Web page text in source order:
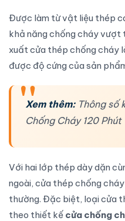
Được làm từ vật liệu thép
khả năng chống cháy vượt
xuất cửa thép chống cháy
được độ cứng của sản
Xem thêm: Thông số
Chống Cháy 120 Phút
Với hai lớp thép dày dặn
ngoài, cửa thép chống
thường. Đặc biệt, loại cửa
theo thiết kế cửa chống